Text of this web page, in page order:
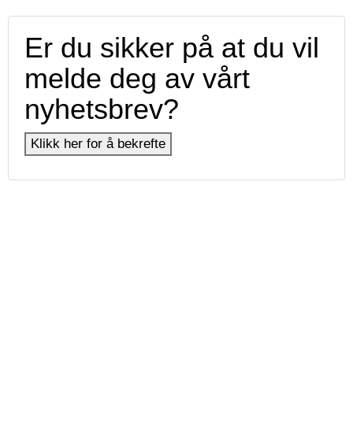
Er du sikker på at du vil
melde deg av vårt
nyhetsbrev?